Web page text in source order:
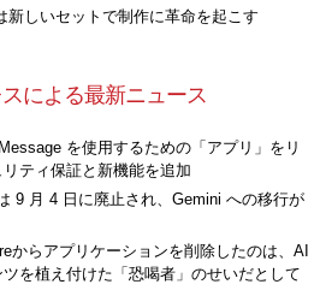
新しいセットで制作に革命を起こす
による最新ニュース
を使用するための「アプリ」をリ
ティ保証と新機能を追加
9 月 4 日に廃止され、Gemini への移行が
からアプリケーションを削除したのは、AI
を植え付けた「恐喝者」のせいだとして